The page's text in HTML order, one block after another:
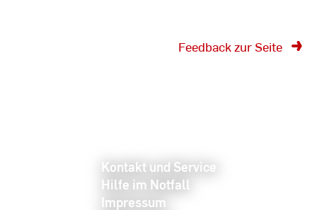
Feedback zur Seite
Kontakt und Service
Hilfe im Notfall
Impressum